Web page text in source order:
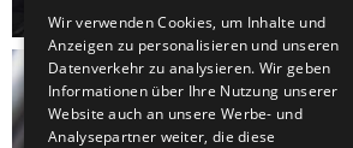
Wir verwenden Cookies, um Inhalte und
Anzeigen zu personalisieren und unseren
Datenverkehr zu analysieren. Wir geben
Informationen über Ihre Nutzung unserer
Website auch an unsere Werbe- und
Analysepartner weiter, die diese